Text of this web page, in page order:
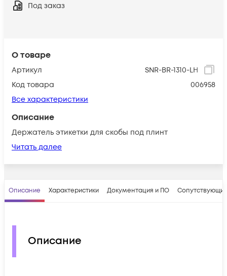
О товаре
Артикул
SNR-BR-1310-LH
Код товара
006958
Все характеристики
Описание
Держатель этикетки для скобы под плинт
Читать далее
Под заказ
Описание Характеристики Документация и ПО
Описание